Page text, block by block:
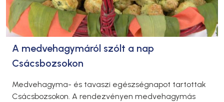
A medvehagymáról szólt a nap
Csácsbozsokon
Medvehagyma- és tavaszi egészségnapot tartottak
Csácsbozsokon. A rendezvényen medvehagymás